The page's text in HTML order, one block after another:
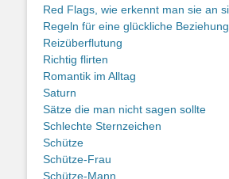
Red Flags, wie erkennt man sie an
Regeln für eine glückliche Beziehung
Reizüberflutung
Richtig flirten
Romantik im Alltag
Saturn
Sätze die man nicht sagen sollte
Schlechte Sternzeichen
Schütze
Schütze-Frau
Schütze-Mann